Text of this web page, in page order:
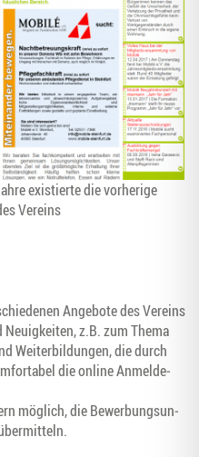
exis­tier­te die vor­he­ri­ge
Vereins
Ange­bo­te des Ver­eins
z.B. zum The­ma
Wei­ter­bil­dun­gen, die durch
die online Anmel­de­
mög­lich, die Bewer­bungs­un­